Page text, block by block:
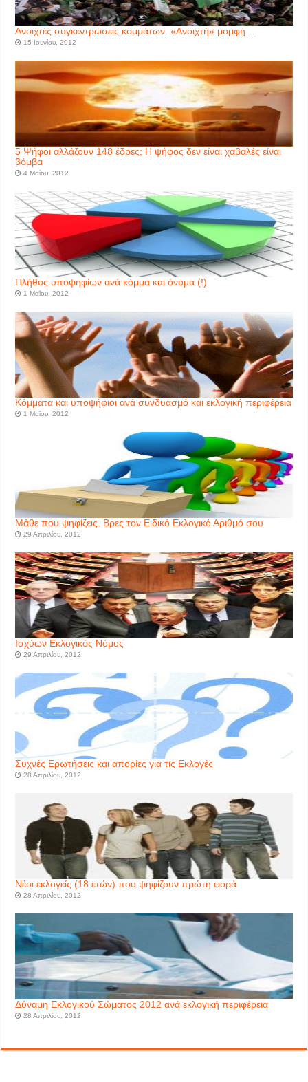
Ανοιχτές συγκεντρώσεις κομμάτων. «Ανοιχτή» μομφή….
15 Ιουνίου, 2012
5 Ψήφοι αλλάζουν 148 έδρες; Η ψήφος δεν είναι χαβαλές είναι
βόμβα
4 Μαΐου, 2012
Πλήθος υποψηφίων ανά κόμμα και όνομα (!)
1 Μαΐου, 2012
Κόμματα και υποψήφιοι ανά συνδυασμό και εκλογική περιφέρεια
1 Μαΐου, 2012
Μάθε που ψηφίζεις. Βρες τον Ειδικό Εκλογικό Αριθμό σου
29 Απριλίου, 2012
Ισχύων Εκλογικός Νόμος
29 Απριλίου, 2012
Συχνές Ερωτήσεις και απορίες για τις Εκλογές
28 Απριλίου, 2012
Νέοι εκλογείς (18 ετών) που ψηφίζουν πρώτη φορά
28 Απριλίου, 2012
Δύναμη Εκλογικού Σώματος 2012 ανά εκλογική περιφέρεια
28 Απριλίου, 2012